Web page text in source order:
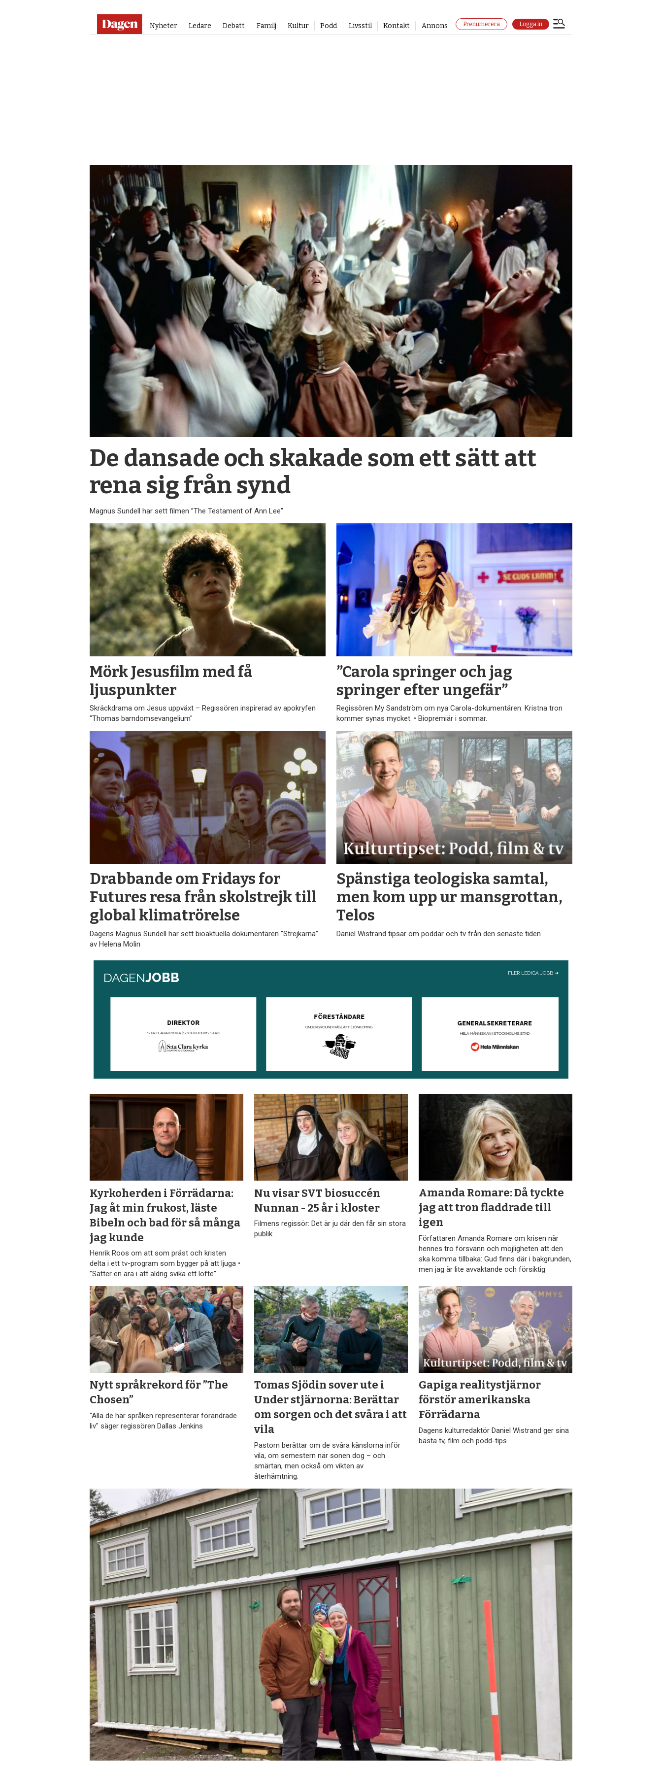
Nyheter Ledare Debatt Familj Kultur Podd Livsstil Kontakt Annons Prenumerera Logga in
De dansade och skakade som ett sätt att
rena sig från synd
Magnus Sundell har sett filmen ”The Testament of Ann Lee”
Mörk Jesusfilm med få
ljuspunkter
Skräckdrama om Jesus uppväxt – Regissören inspirerad av apokryfen
"Thomas barndomsevangelium"
”Carola springer och jag
springer efter ungefär”
Regissören My Sandström om nya Carola-dokumentären: Kristna tron
kommer synas mycket. • Biopremiär i sommar.
Drabbande om Fridays for
Futures resa från skolstrejk till
global klimatrörelse
Dagens Magnus Sundell har sett bioaktuella dokumentären ”Strejkarna”
av Helena Molin
Spänstiga teologiska samtal,
men kom upp ur mansgrottan,
Telos
Daniel Wistrand tipsar om poddar och tv från den senaste tiden
Kyrkoherden i Förrädarna:
Jag åt min frukost, läste
Bibeln och bad för så många
jag kunde
Henrik Roos om att som präst och kristen
delta i ett tv-program som bygger på att ljuga •
”Sätter en ära i att aldrig svika ett löfte”
Nu visar SVT biosuccén
Nunnan - 25 år i kloster
Filmens regissör: Det är ju där den får sin stora
publik
Amanda Romare: Då tyckte
jag att tron fladdrade till
igen
Författaren Amanda Romare om krisen när
hennes tro försvann och möjligheten att den
ska komma tillbaka: Gud finns där i bakgrunden,
men jag är lite avvaktande och försiktig
Nytt språkrekord för ”The
Chosen”
"Alla de här språken representerar förändrade
liv" säger regissören Dallas Jenkins
Tomas Sjödin sover ute i
Under stjärnorna: Berättar
om sorgen och det svåra i att
vila
Pastorn berättar om de svåra känslorna inför
vila, om semestern när sonen dog – och
smärtan, men också om vikten av
återhämtning.
Gapiga realitystjärnor
förstör amerikanska
Förrädarna
Dagens kulturredaktör Daniel Wistrand ger sina
bästa tv, film och podd-tips